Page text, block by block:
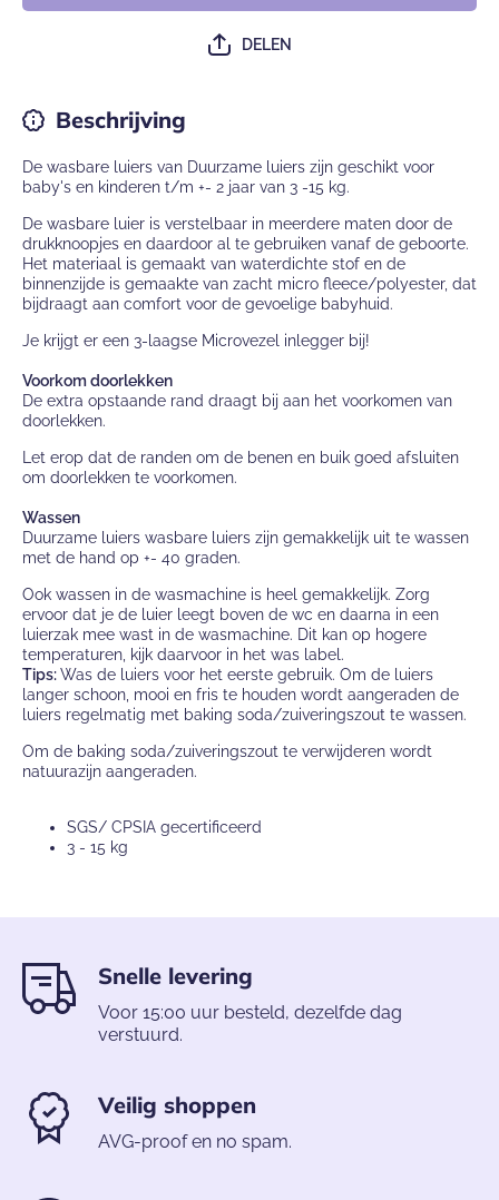
DELEN
Beschrijving
De wasbare luiers van Duurzame luiers zijn geschikt voor
baby's en kinderen t/m +- 2 jaar van 3 -15 kg.
De wasbare luier is verstelbaar in meerdere maten door de
drukknoopjes en daardoor al te gebruiken vanaf de geboorte.
Het materiaal is gemaakt van waterdichte stof en de
binnenzijde is gemaakte van zacht micro fleece/polyester, dat
bijdraagt aan comfort voor de gevoelige babyhuid.
Je krijgt er een 3-laagse Microvezel inlegger bij!
Voorkom doorlekken
De extra opstaande rand draagt bij aan het voorkomen van
doorlekken.
Let erop dat de randen om de benen en buik goed afsluiten
om doorlekken te voorkomen.
Wassen
Duurzame luiers wasbare luiers zijn gemakkelijk uit te wassen
met de hand op +- 40 graden.
Ook wassen in de wasmachine is heel gemakkelijk. Zorg
ervoor dat je de luier leegt boven de wc en daarna in een
luierzak mee wast in de wasmachine. Dit kan op hogere
temperaturen, kijk daarvoor in het was label.
Tips:Was de luiers voor het eerste gebruik. Om de luiers
langer schoon, mooi en fris te houden wordt aangeraden de
luiers regelmatig met baking soda/zuiveringszout te wassen.
Om de baking soda/zuiveringszout te verwijderen wordt
natuurazijn aangeraden.
SGS/ CPSIA gecertificeerd
3 - 15 kg
Snelle levering
Voor 15:00 uur besteld, dezelfde dag
verstuurd.
Veilig shoppen
AVG-proof en no spam.